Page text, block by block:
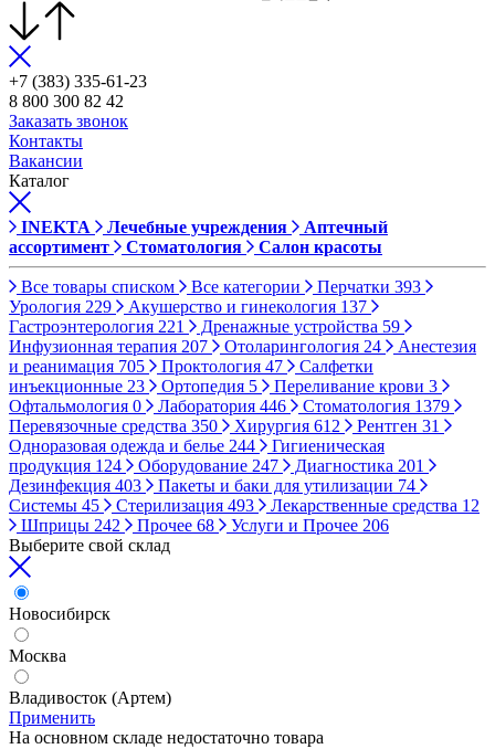
+7 (383) 335-61-23
8 800 300 82 42
Заказать звонок
Контакты
Вакансии
Каталог
INEKTA Лечебные учреждения
Аптечный
ассортимент
Стоматология Салон красоты
Все товары списком Все категории Перчатки 393
Урология 229 Акушерство и гинекология 137
Гастроэнтерология 221 Дренажные устройства 59
Инфузионная терапия 207 Отоларингология 24
Анестезия
и реанимация 705 Проктология 47
Салфетки
инъекционные 23 Ортопедия 5 Переливание крови 3
Офтальмология 0 Лаборатория 446 Стоматология 1379
Перевязочные средства 350 Хирургия 612 Рентген 31
Одноразовая одежда и белье 244
Гигиеническая
продукция 124 Оборудование 247 Диагностика 201
Дезинфекция 403 Пакеты и баки для утилизации 74
Системы 45 Стерилизация 493 Лекарственные средства 12
Шприцы 242 Прочее 68 Услуги и Прочее 206
Выберите свой склад
Новосибирск
Москва
Владивосток (Артем)
Применить
На основном складе недостаточно товара